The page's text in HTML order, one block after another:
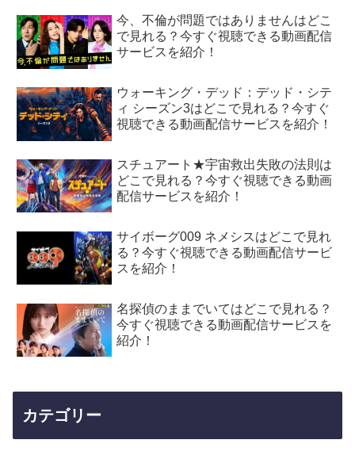
今、不倫が問題ではありませんはどこ
で見れる？今すぐ視聴できる動画配信
サービスを紹介！
ウォーキング・デッド：デッド・シテ
ィ シーズン3はどこで見れる？今すぐ
視聴できる動画配信サービスを紹介！
スチュアート★宇宙救出失敗の法則は
どこで見れる？今すぐ視聴できる動画
配信サービスを紹介！
サイボーグ009 ネメシスはどこで見れ
る？今すぐ視聴できる動画配信サービ
スを紹介！
名探偵のままでいてはどこで見れる？
今すぐ視聴できる動画配信サービスを
紹介！
カテゴリー